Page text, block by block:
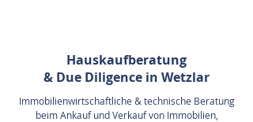
Hauskaufberatung
& Due Diligence in Wetzlar
Immobilienwirtschaftliche & technische Beratung
beimAnkauf und Verkaufvon Immobilien,